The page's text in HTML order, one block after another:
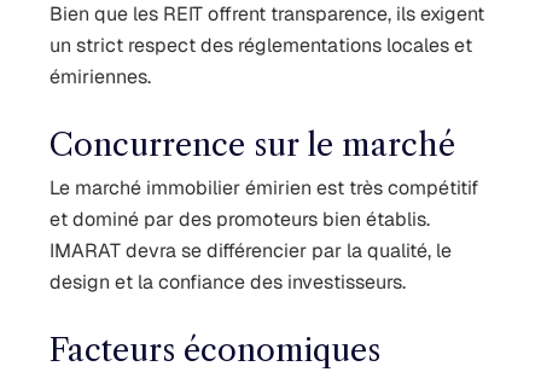
Bien que les REIT offrent transparence, ils exigent
un strict respect des réglementations locales et
émiriennes.
Concurrence sur le marché
Le marché immobilier émirien est très compétitif
et dominé par des promoteurs bien établis.
IMARAT devra se différencier par la qualité, le
design et la confiance des investisseurs.
Facteurs économiques